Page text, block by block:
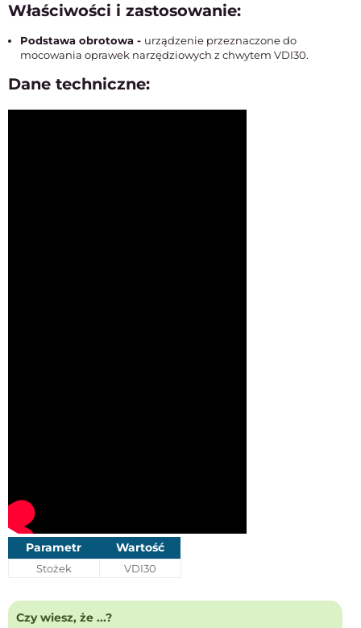
Właściwości i zastosowanie:
Podstawa obrotowa - urządzenie przeznaczone do
mocowania oprawek narzędziowych z chwytem VDI30.
Dane techniczne:
Parametr Wartość
Stożek VDI30
Czy wiesz, że ...?